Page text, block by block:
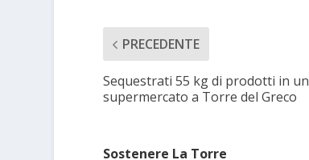
PRECEDENTE
Sequestrati 55 kg di prodotti in un
supermercato a Torre del Greco
Sostenere La Torre